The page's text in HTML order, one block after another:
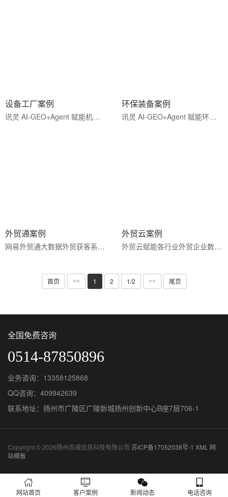
设备工厂案例
讯灵 AI-GEO+Agent 赋能机械设备制造行业，兼顾内销市场与外贸出口，全域精准引流，提升全网曝光，高效对接···
环保装备案例
讯灵 AI-GEO+Agent 赋能环保设备制造行业，兼顾内销与外贸出口，全域精准引流获客，提升搜索曝光，高效对接···
外贸通案例
网易外贸通大数据外贸获客系统，整合海关数据、智能邮件营销、客户全链路管理，精准挖掘全球海外采购商，搭···
外贸云案例
外贸云赋能各行业外贸企业数字化出海的真实落地案例，聚焦独立站搭建、谷歌SEO引流、社媒营销、询盘转化、全···
首页 << 1 2 1/2 >> 尾页
全国免费咨询
0514-87850896
业务咨询：13358125868
QQ咨询：409942639
联系地址：扬州市广陵区广陵新城扬州创新中心B座7层706-1
Copyright © 2026扬州百威信息科技有限公司 苏ICP备17052038号-1 XML 网
站模板
网站首页 客户案例 新闻动态 电话咨询